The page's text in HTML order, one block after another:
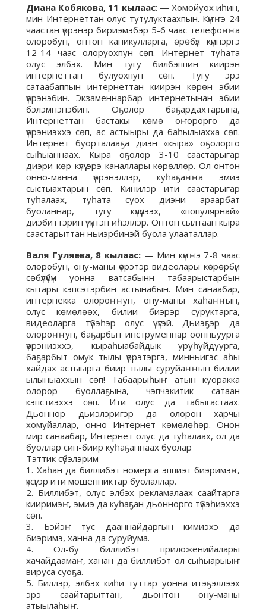
Диана Кобякова, 11 кылаас: — Хомойуох иһин,
мин Интернеттан олус тутулуктаахпын. Күҥҥэ 24
чаастан үөрэнэр бириэмэбэр 5-6 чаас телефоҥҥа
олоробун, онтон каникулларга, өрөбүл күннэргэ
12-14 чаас олоруохпун сөп. Интернет туһата
олус элбэх. Мин тугу билбэппин киирэн
интернеттан булуохпун сөп. Тугу эрэ
сатаабаппын интернеттан киирэн көрөн эбии
үөрэнэбин. Экзаменнарбар интернетынан эбии
бэлэмнэнэбин. Оҕолор баҕардахтарына,
Интернеттан бастакы көмө оҥорорго да
үөрэниэххэ сөп, ас астыыры да баһылыахха сөп.
Интернет буорталааҕа диэн «кыра» оҕолорго
сыһыаннаах. Кыра оҕолор 3-10 саастарыгар
диэри көр-күлүү эрэ каналлары көрөллөр. Ол онтон
онно-манна үөрэнэллэр, куһаҕаҥҥа эмиэ
сыстыахтарын сөп. Кинилэр ити саастарыгар
туһалаах, туһата суох диэни араарбат
буоланнар, тугу күлүүлээх, «популярнай»
диэбиттэрин үтүктэн иһэллэр. Онтон сылтаан кыра
саастарыттан ньиэрбинэй буола улааталлар.
Валя Гуляева, 8 кылаас:— Мин күҥҥэ 7-8 чаас
олоробун, ону-маны үөрэтэр видеолары көрөрбүн
сөбүлүүбүн уонна ватсабынн табаарыстарбын
кытары кэпсэтэрбин астынабын. Мин санаабар,
интернекка олороҥҥун, ону-маны хаһаҥҥын,
олус көмөлөөх, билии биэрэр суруктарга,
видеоларга түбэһэр олус үчүгэй. Дьиэҕэр да
олороҥҥун, баҕарбыт инструменнар оонньуурга
үөрэниэххэ, кыраһыабайдык уруһуйдуурга,
баҕарбыт омук тылы үөрэтэргэ, минньигэс аһы
хайдах астыырга биир тылы суруйаҥҥын билии
ылыныаххын сөп! Табаарыһыҥ атын куоракка
олорор буоллаҕына, чэпчэкитик сатаан
кэпстиэххэ сөп. Ити олус да табыгастаах.
Дьоннор дьиэлэригэр да олорон харчы
хомуйаллар, онно Интернет көмөлөһөр. Онон
мир санаабар, Интернет олус да туһалаах, ол да
буоллар син-биир куһаҕаннаах буолар
Тэттик сүбэлэрим –
1. Хаһан да биллибэт номерга эппиэт биэримэҥ,
үксүгэр ити мошенниктар буолаллар.
2. Биллибэт, олус элбэх рекламалаах саайтарга
кииримэҥ, эмиэ да куһаҕан дьоннорго түбэһиэххэ
сөп.
3. Бэйэҥ тус дааннайдаргын кимиэхэ да
биэримэ, ханна да суруйума.
4. Ол-бу биллибэт приложенийалары
хачайдаамаҥ, ханан да биллибэт ол сыһыарыыҥ
вируса суоҕа.
5. Биллэр, элбэх киһи туттар уонна итэҕэллээх
эрэ саайтарыттан, дьонтон ону-маны
атыылаһыҥ.